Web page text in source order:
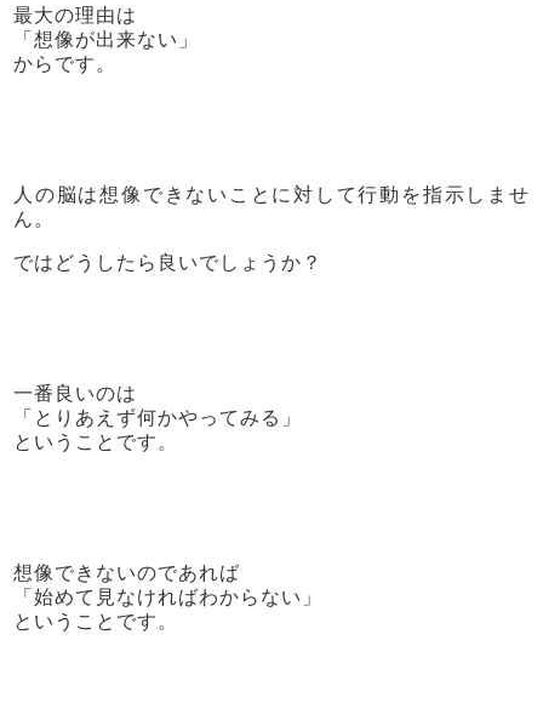
最大の理由は
「想像が出来ない」
からです。
人の脳は想像できないことに対して行動を指示しませ
ん。
ではどうしたら良いでしょうか？
一番良いのは
「とりあえず何かやってみる」
ということです。
想像できないのであれば
「始めて見なければわからない」
ということです。